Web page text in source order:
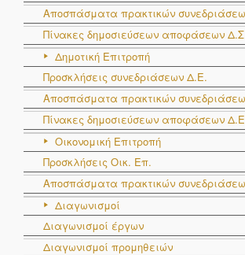
Αποσπάσματα πρακτικών
Πίνακες δημοσιεύσεων αποφάσεων
Δημοτική Επιτροπή
Προσκλήσεις συνεδριάσεων Δ.Ε.
Αποσπάσματα πρακτικών
Πίνακες δημοσιεύσεων αποφάσεων
Οικονομική Επιτροπή
Προσκλήσεις Οικ. Επ.
Αποσπάσματα πρακτικών
Διαγωνισμοί
Διαγωνισμοί έργων
Διαγωνισμοί προμηθειών